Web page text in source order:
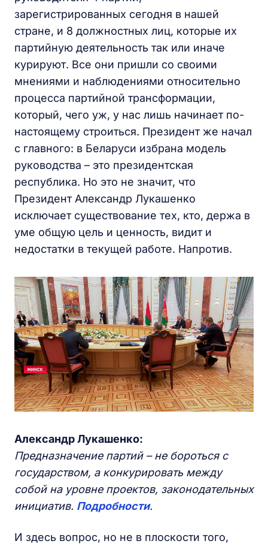
зарегистрированных сегодня в нашей
стране, и 8 должностных лиц, которые их
партийную деятельность так или иначе
курируют. Все они пришли со своими
мнениями и наблюдениями относительно
процесса партийной трансформации,
который, чего уж, у нас лишь начинает по-
настоящему строиться. Президент же начал
с главного: в Беларуси избрана модель
руководства – это президентская
республика. Но это не значит, что
Президент Александр Лукашенко
исключает существование тех, кто, держа в
уме общую цель и ценность, видит и
недостатки в текущей работе. Напротив.
Александр Лукашенко:
Предназначение партий – не бороться с
государством, а конкурировать между
собой на уровне проектов, законодательных
инициатив. Подробности.
И здесь вопрос, но не в плоскости того,